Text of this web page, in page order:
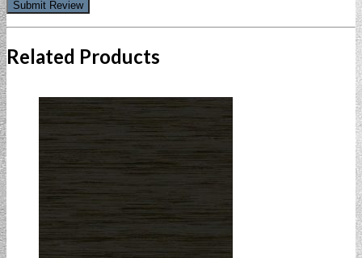
Related Products